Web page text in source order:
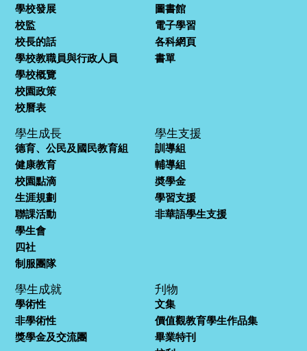
學校發展
校監
校長的話
學校教職員與行政人員
學校概覽
校園政策
校曆表
圖書館
電子學習
各科網頁
書單
學生成長
德育、公民及國民教育組
健康教育
校園點滴
生涯規劃
聯課活動
學生會
四社
制服團隊
學生支援
訓導組
輔導組
奬學金
學習支援
非華語學生支援
學生成就
學術性
非學術性
獎學金及交流團
刋物
文集
價值觀教育學生作品集
畢業特刊